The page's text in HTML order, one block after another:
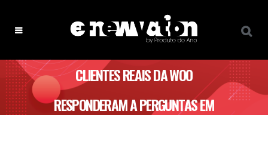
CLIENTES REAIS DA WOO
RESPONDERAM A PERGUNTAS EM